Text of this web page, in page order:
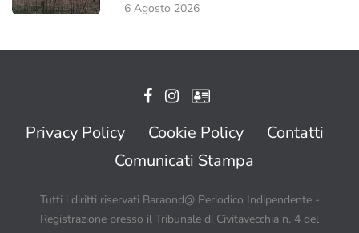
6 Agosto 2026
Privacy Policy Cookie Policy
Contatti
Comunicati Stampa
Tutti i diritti riservati Baraond@ Periodico Indipendente -
Registrazione presso il Tribunale di Civitavecchia n. 4 del